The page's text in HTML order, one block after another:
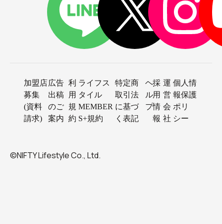
加盟店
募集
(資料
請求)
広告
出稿
のご
案内
利
用
規
約
ライフス
タイル
MEMBER
S+規約
特定商
取引法
に基づ
く表記
ヘ
ル
プ
採
用
情
報
運
営
会
社
個人情
報保護
ポリ
シー
©NIFTY Lifestyle Co., Ltd.